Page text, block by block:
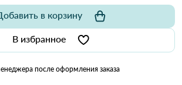
В избранное
в корзину
после оформления заказа